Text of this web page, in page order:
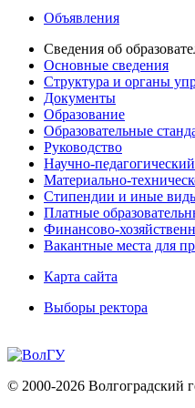
Объявления
Сведения об
Основные сведения
Структура и органы
Документы
Образование
Образовательные
Руководство
Научно-педагогический
Материально-
Стипендии и иные
Платные
Финансово-
Вакантные места для
Карта сайта
Выборы ректора
© 2000-2026 Волгоградский